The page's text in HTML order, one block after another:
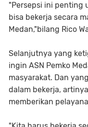
"Persepsi ini penting
bisa bekerja secara
Medan,"bilang Rico
Selanjutnya yang
ingin ASN Pemko
masyarakat. Dan
dalam bekerja,
memberikan